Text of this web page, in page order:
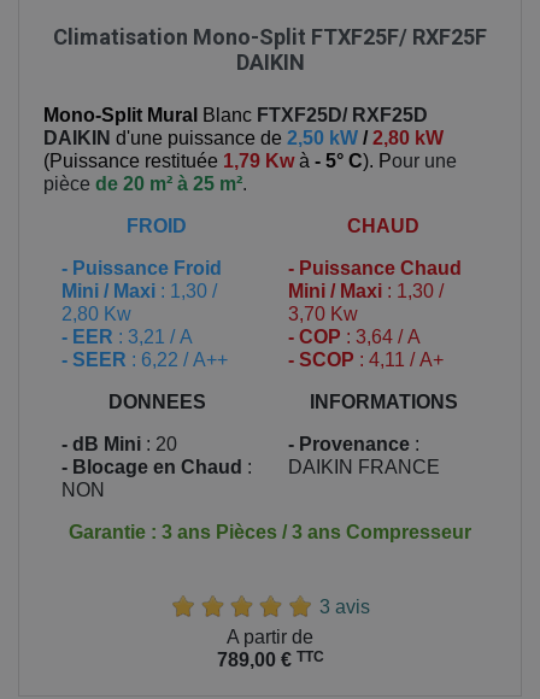
Climatisation Mono-Split FTXF25F/ RXF25F
DAIKIN
Mono-Split Mural Blanc FTXF25D/ RXF25D
DAIKIN d'une puissance de 2,50 kW /2,80 kW
(Puissance restituée 1,79 Kwà - 5° C). Pour une
pièce de 20 m² à 25 m².
FROID
- Puissance Froid
Mini / Maxi : 1,30 /
2,80 Kw
- EER : 3,21 / A
- SEER : 6,22 / A++
CHAUD
- Puissance Chaud
Mini / Maxi : 1,30 /
3,70 Kw
- COP : 3,64 / A
- SCOP : 4,11 / A+
DONNEES
- dB Mini : 20
- Blocage en Chaud :
NON
INFORMATIONS
- Provenance :
DAIKIN FRANCE
Garantie : 3 ans Pièces / 3 ans Compresseur
3 avis
A partir de
789,00 € TTC